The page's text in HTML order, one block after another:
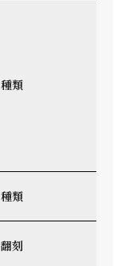
種類
種類
翻刻